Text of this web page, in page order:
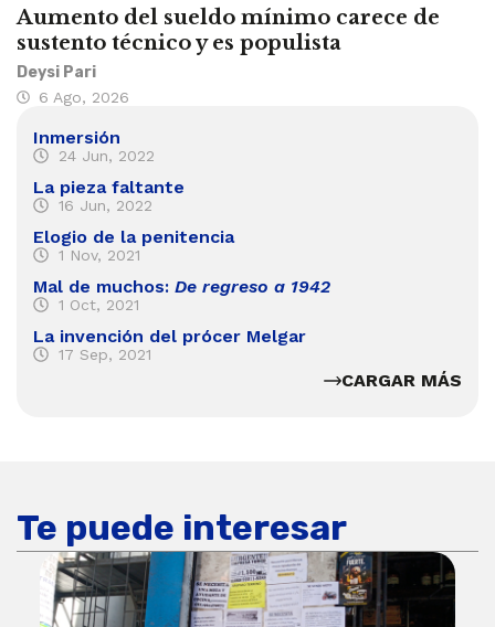
Aumento del sueldo mínimo carece de
sustento técnico y es populista
Deysi Pari
6 Ago, 2026
Inmersión
24 Jun, 2022
La pieza faltante
16 Jun, 2022
Elogio de la penitencia
1 Nov, 2021
Mal de muchos: De regreso a 1942
1 Oct, 2021
La invención del prócer Melgar
17 Sep, 2021
CARGAR MÁS
Te puede interesar